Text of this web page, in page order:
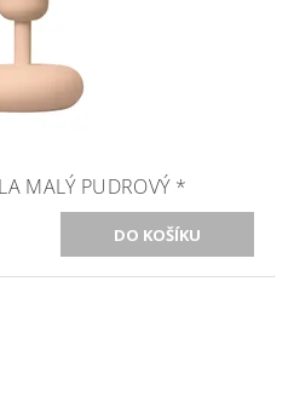
MALÝ PUDROVÝ *